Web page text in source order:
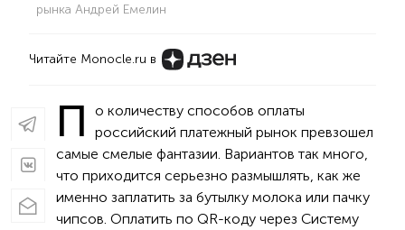
рынка Андрей Емелин
Читайте Monocle.ru в
П
о количеству способов оплаты
российский платежный рынок превзошел
самые смелые фантазии. Вариантов так много,
что приходится серьезно размышлять, как же
именно заплатить за бутылку молока или пачку
чипсов. Оплатить по QR-коду через Систему